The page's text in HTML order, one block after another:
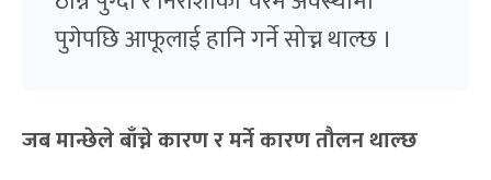
पुगेपछि आफूलाई हानि गर्ने सोच्न थाल्छ ।
जब मान्छेले बाँच्ने कारण र मर्ने कारण तौलन थाल्छ